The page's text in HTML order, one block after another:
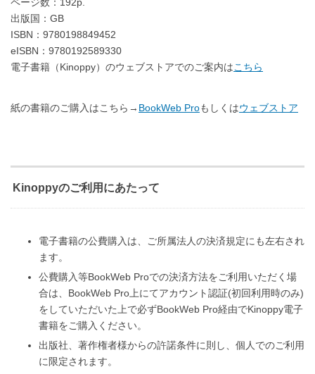
出版国：GB
ISBN：9780198849452
eISBN：9780192589330
電子書籍（Kinoppy）のウェブストアでのご案内はこちら
紙の書籍のご購入はこちら→ BookWeb Proもしくはウェブストア
Kinoppyのご利用にあたって
電子書籍の公費購入は、ご所属法人の決済規定にも左右され
ます。
公費購入等BookWeb Proでの決済方法をご利用いただく場
合は、BookWeb Pro上にてアカウント認証(初回利用時のみ)
をしていただいた上で必ずBookWeb Pro経由でKinoppy電子
書籍をご購入ください。
出版社、著作権者様からの許諾条件に則し、個人でのご利用
に限定されます。